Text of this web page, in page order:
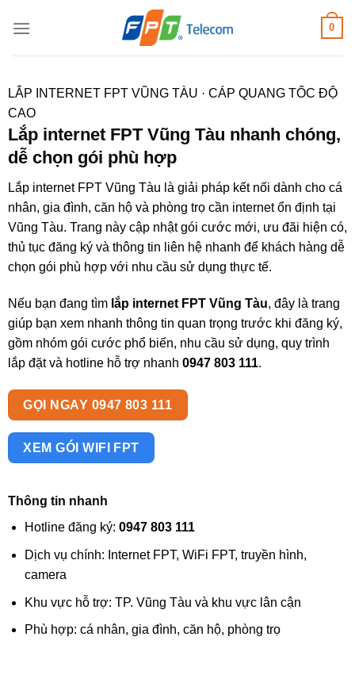
qua
0
LẮP INTERNET FPT VŨNG TÀU · CÁP QUANG TỐC ĐỘ
CAO
Lắp internet FPT Vũng Tàu nhanh chóng,
dễ chọn gói phù hợp
Lắp internet FPT Vũng Tàu là giải pháp kết nối dành cho cá
nhân, gia đình, căn hộ và phòng trọ cần internet ổn định tại
Vũng Tàu. Trang này cập nhật gói cước mới, ưu đãi hiện có,
thủ tục đăng ký và thông tin liên hệ nhanh để khách hàng dễ
chọn gói phù hợp với nhu cầu sử dụng thực tế.
Nếu bạn đang tìm lắp internet FPT Vũng Tàu, đây là trang
giúp bạn xem nhanh thông tin quan trọng trước khi đăng ký,
gồm nhóm gói cước phổ biến, nhu cầu sử dụng, quy trình
lắp đặt và hotline hỗ trợ nhanh 0947 803 111.
GỌI NGAY 0947 803 111
XEM GÓI WIFI FPT
Thông tin nhanh
Hotline đăng ký: 0947 803 111
Dịch vụ chính: Internet FPT, WiFi FPT, truyền hình,
camera
Khu vực hỗ trợ: TP. Vũng Tàu và khu vực lân cận
Phù hợp: cá nhân, gia đình, căn hộ, phòng trọ